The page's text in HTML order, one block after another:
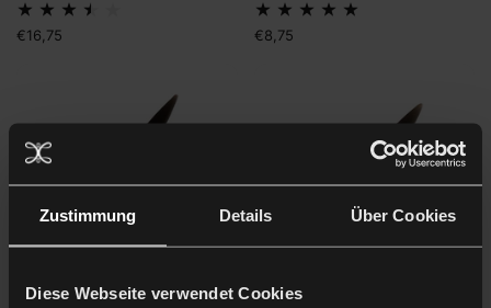
Zustimmung Details Über Cookies
Diese Webseite verwendet Cookies
€16,75 €8,75